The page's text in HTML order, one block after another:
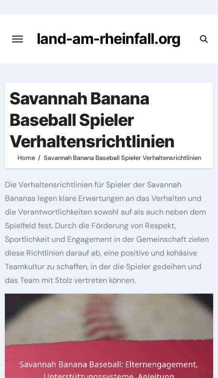
content
land-am-rheinfall.org
Savannah Banana
Baseball Spieler
Verhaltensrichtlinien
Home Savannah Banana Baseball Spieler Verhaltensrichtlinien
Die Verhaltensrichtlinien für Spieler der Savannah
Bananas legen klare Erwartungen an das Verhalten und
die Verantwortlichkeiten sowohl auf als auch neben dem
Spielfeld fest. Durch die Förderung von Respekt,
Sportlichkeit und Engagement in der Gemeinschaft zielen
diese Richtlinien darauf ab, eine positive und kohäsive
Teamkultur zu schaffen, in der die Spieler gedeihen und
das Team mit Stolz vertreten können.